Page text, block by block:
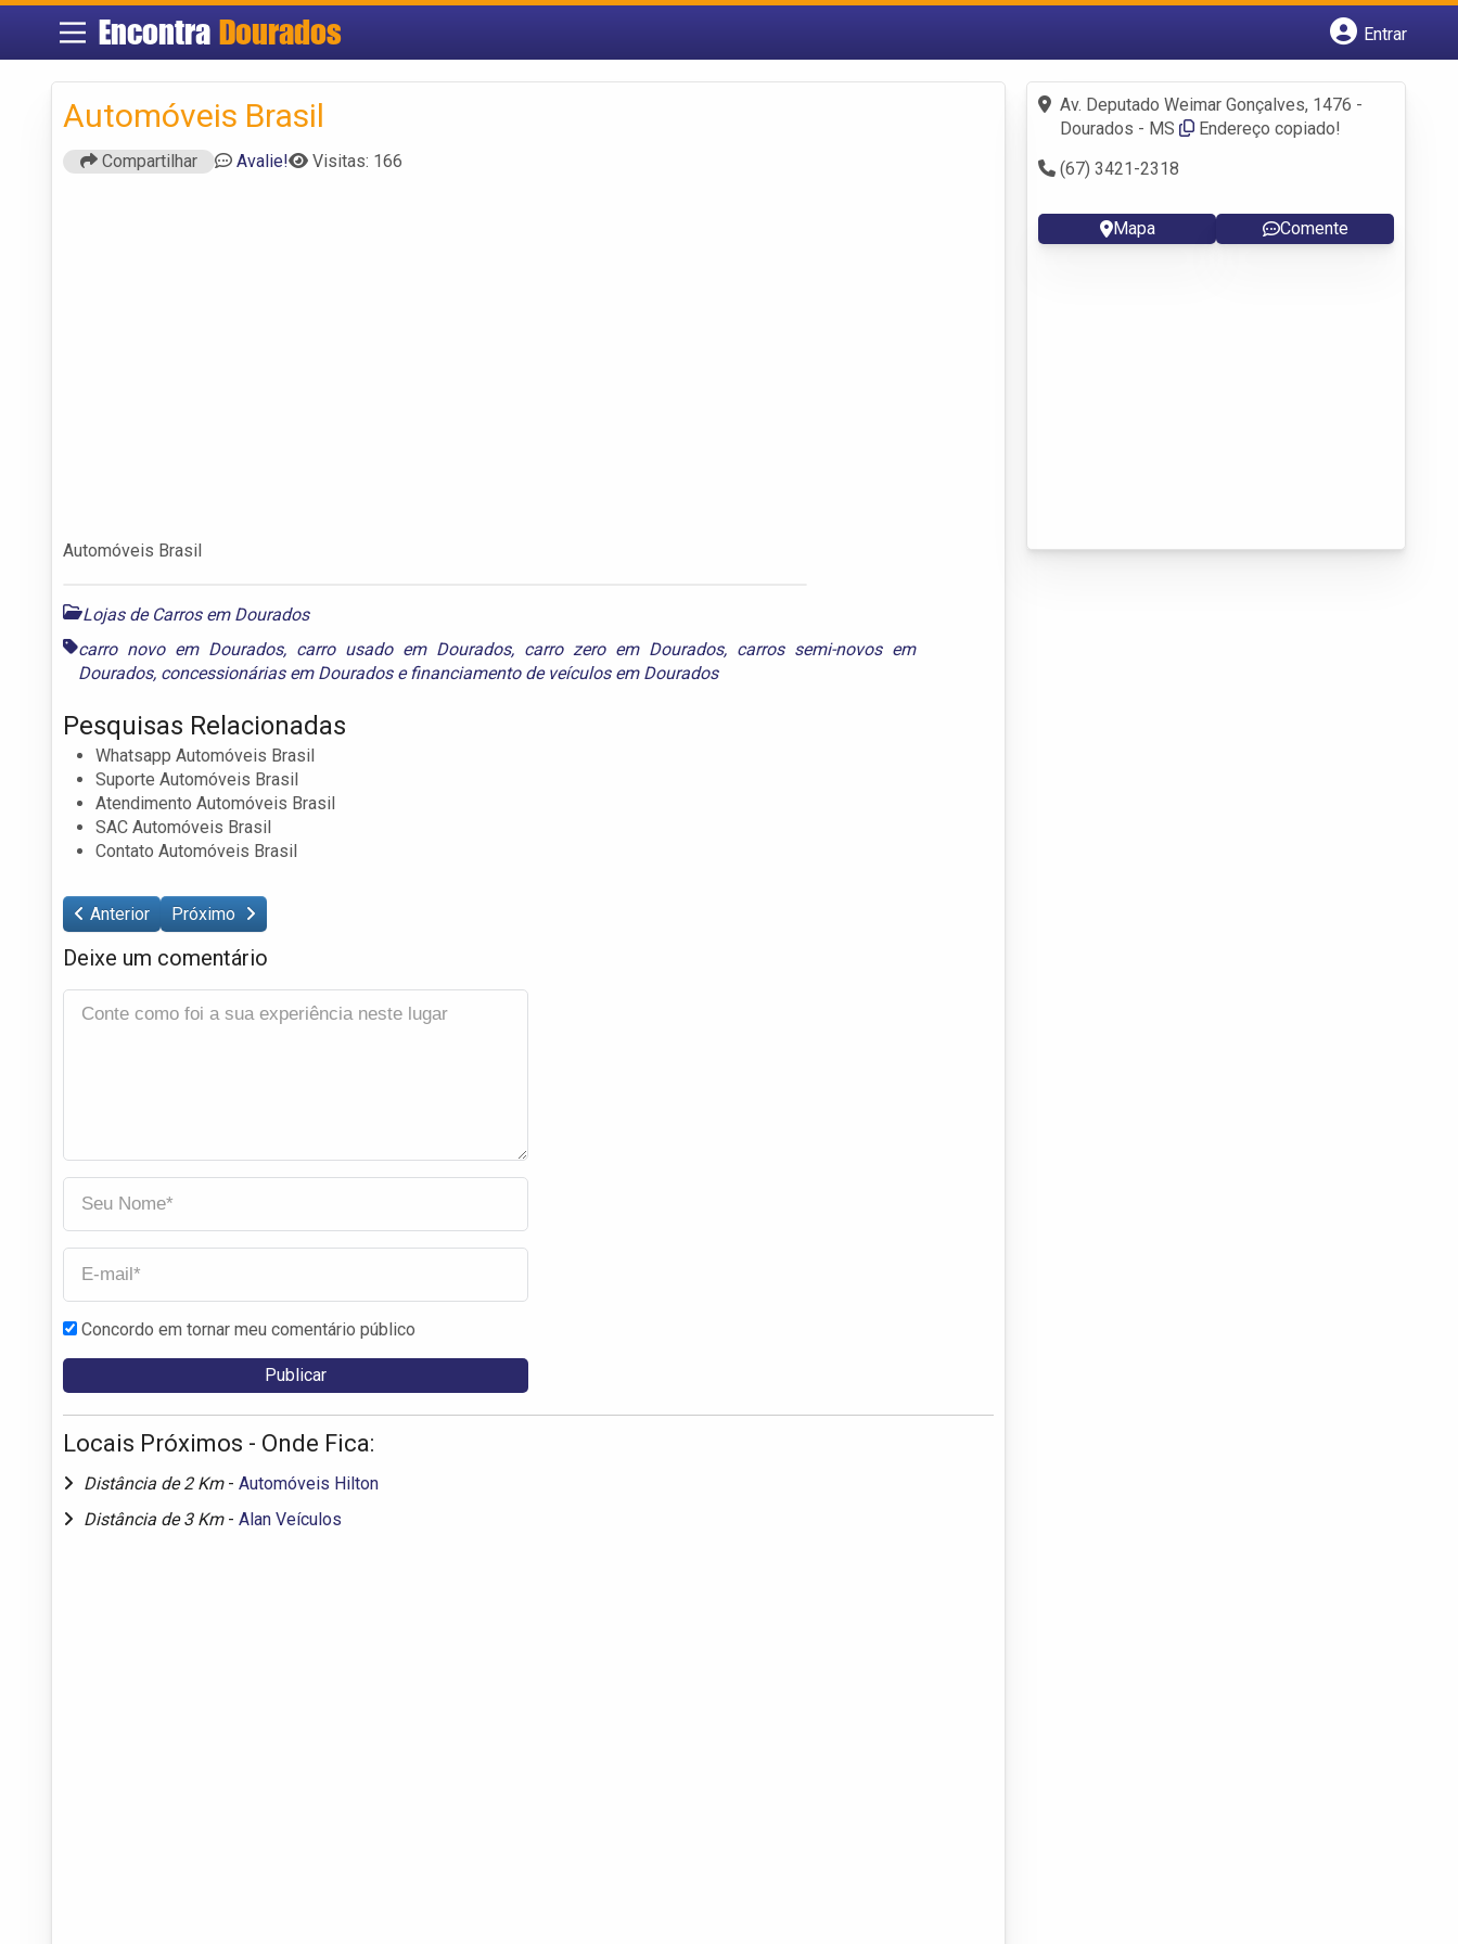
Encontra Dourados
Entrar
Fazer login
Criar conta
Automóveis Brasil
Compartilhar Avalie! Visitas: 166
Automóveis Brasil
Lojas de Carros em Dourados
carro novo em Dourados, carro usado em Dourados, carro zero em Dourados, carros semi-novos em
Dourados, concessionárias em Douradose financiamento de veículos em Dourados
Pesquisas Relacionadas
Whatsapp Automóveis Brasil
Suporte Automóveis Brasil
Atendimento Automóveis Brasil
SAC Automóveis Brasil
Contato Automóveis Brasil
Anterior Próximo
Deixe um comentário
Concordo em tornar meu comentário público
Locais Próximos - Onde Fica:
Distância de 2 Km - Automóveis Hilton
Distância de 3 Km - Alan Veículos
Av. Deputado Weimar Gonçalves, 1476 -
Dourados - MS
Endereço copiado!
(67) 3421-2318
Mapa Comente